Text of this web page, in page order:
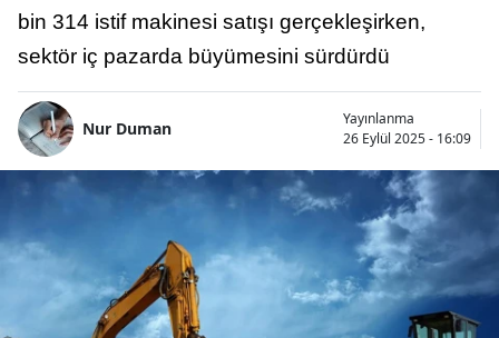
bin 314 istif makinesi satışı gerçekleşirken,
sektör iç pazarda büyümesini sürdürdü
Nur Duman
Yayınlanma
26 Eylül 2025 - 16:09